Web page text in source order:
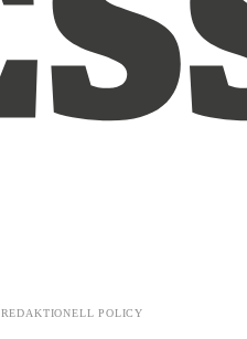
REDAKTIONELL POLICY